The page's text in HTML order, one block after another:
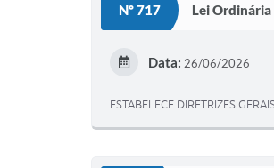
Nº 717 Lei Ordinária
Data: 26/06/2026
ESTABELECE DIRETRIZES